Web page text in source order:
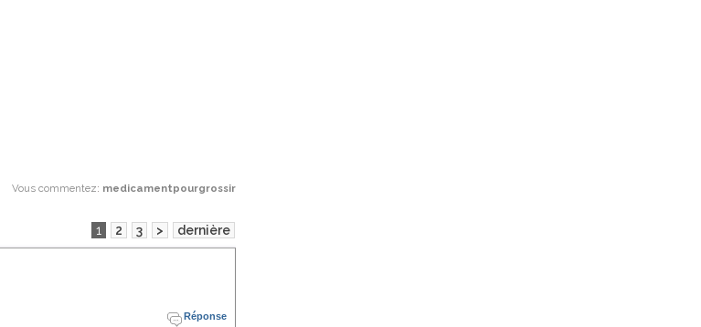
Vous commentez: medicamentpourgrossir
1 2 3 > dernière
Réponse